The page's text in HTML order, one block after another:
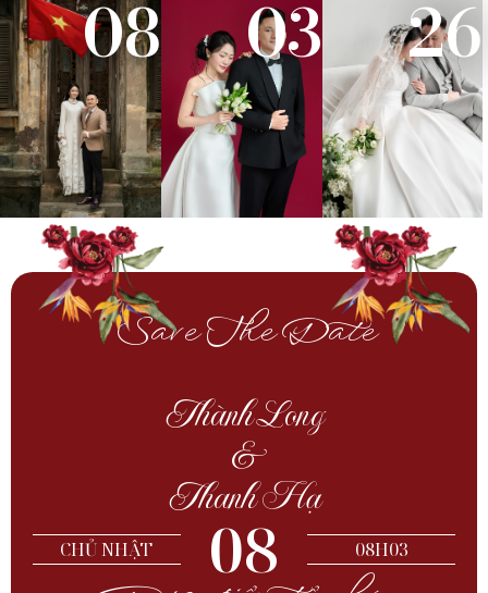
08 03 26
Save The Date
Thành Long
&
Thanh Hạ
CHỦ NHẬT 08 08H03